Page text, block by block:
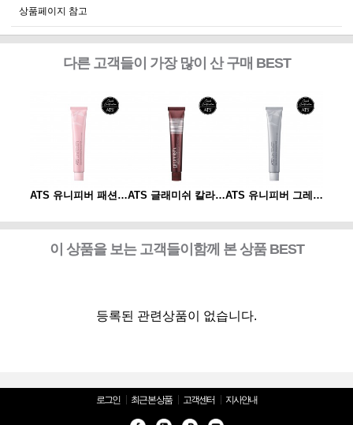
상품페이지 참고
다른 고객들이 가장 많이 산 구매 BEST
ATS 유니피버 패션 컬러 80g ATS 글래미쉬 칼라 80g ATS 유니피버 그레이 컬러 80g
이 상품을 보는 고객들이함께 본 상품 BEST
등록된 관련상품이 없습니다.
로그인 최근 본 상품 고객센터 지사안내